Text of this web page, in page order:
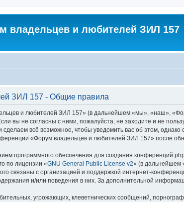
владельцев и любителей ЗИЛ 157
ЗИЛ 157 - Общие правила
и любителей ЗИЛ 157» (в дальнейшем «мы», «наш»,
вы не согласны с ними, пожалуйста, не заходите и не
всё возможное, чтобы уведомить вас об этом,
«Форум владельцев и любителей ЗИЛ 157» после
программного обеспечения для создания конференций
по лицензии «GNU General Public License v2» (в дальнейшем
связаны с организацией и поддержкой интернет-
и/или поведения в них. За дополнительной
угрожающих, клеветнических сообщений,